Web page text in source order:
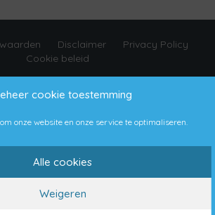
cookie toestemming
onze website en onze service te optimaliseren.
Alle cookies
Weigeren
Disclaimer
Privacy Policy
Cookie beleid